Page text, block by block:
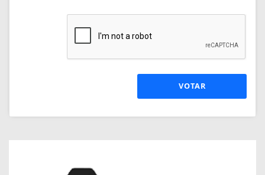
VOTAR